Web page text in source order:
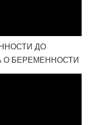
ДО
О БЕРЕМЕННОСТИ